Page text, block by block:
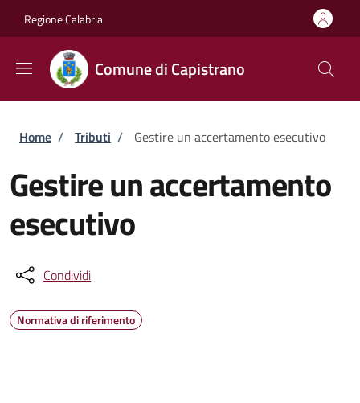
Regione Calabria
Comune di Capistrano
Briciole di pane
Home / Tributi / Gestire un accertamento esecutivo
Gestire un accertamento
esecutivo
Condividi
Normativa di riferimento